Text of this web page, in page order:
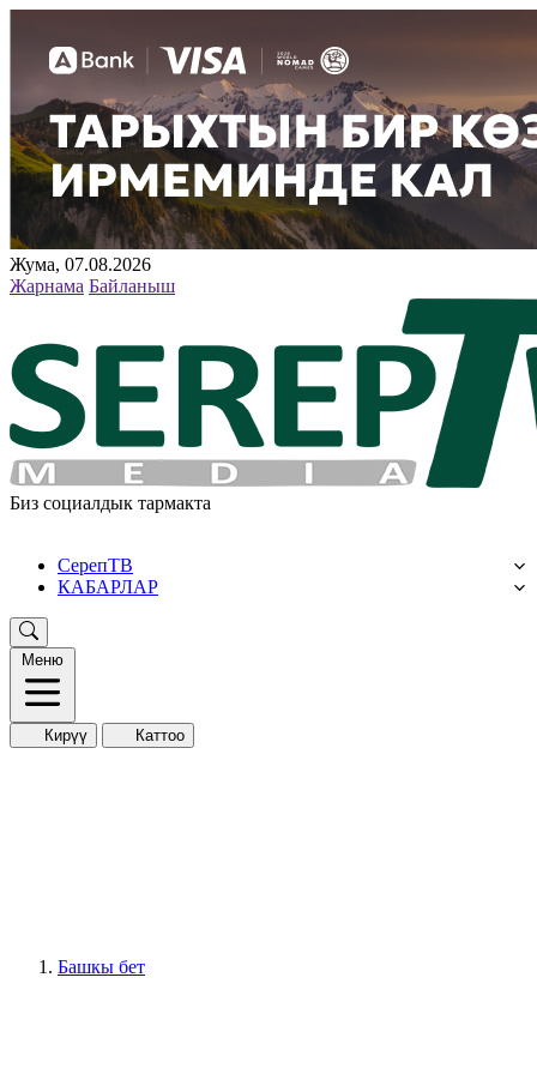
Жума, 07.08.2026
Жарнама Байланыш
Биз социалдык тармакта
СерепТВ
КАБАРЛАР
Меню
Кирүү Каттоо
Башкы бет